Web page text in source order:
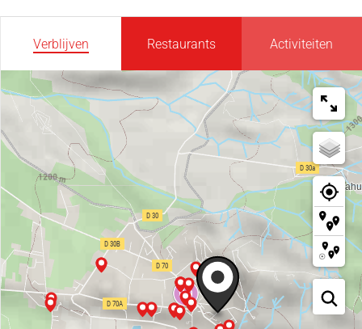
Verblijven Restaurants Activiteiten